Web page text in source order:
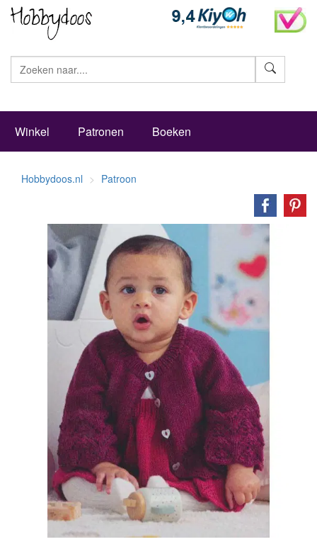
Winkel Patronen Boeken
Hobbydoos.nl Patroon